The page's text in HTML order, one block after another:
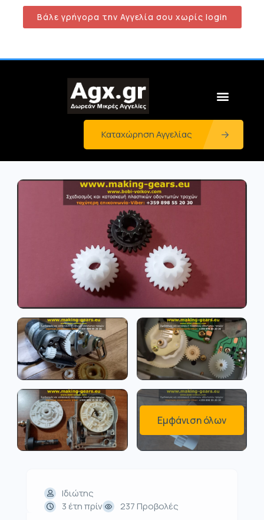
Βάλε γρήγορα την Αγγελία σου χωρίς login
Καταχώρηση Αγγελίας
Εμφάνιση όλων
Ιδιώτης
3 έτη πρίν
237 Προβολές